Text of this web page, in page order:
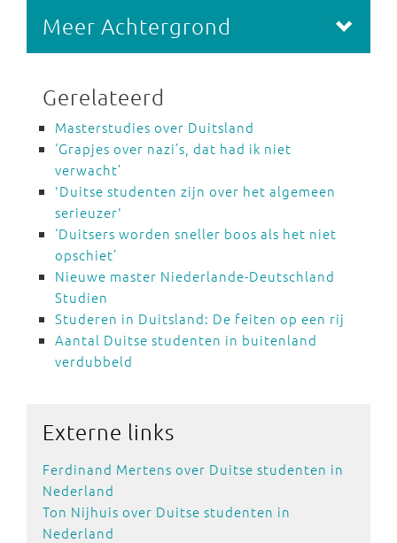
Meer Achtergrond
Gerelateerd
Masterstudies over Duitsland
‘Grapjes over nazi’s, dat had ik niet
verwacht’
'Duitse studenten zijn over het algemeen
serieuzer'
‘Duitsers worden sneller boos als het niet
opschiet’
Nieuwe master Niederlande-Deutschland
Studien
Studeren in Duitsland: De feiten op een rij
Aantal Duitse studenten in buitenland
verdubbeld
Externe links
Ferdinand Mertens over Duitse studenten in
Nederland
Ton Nijhuis over Duitse studenten in
Nederland